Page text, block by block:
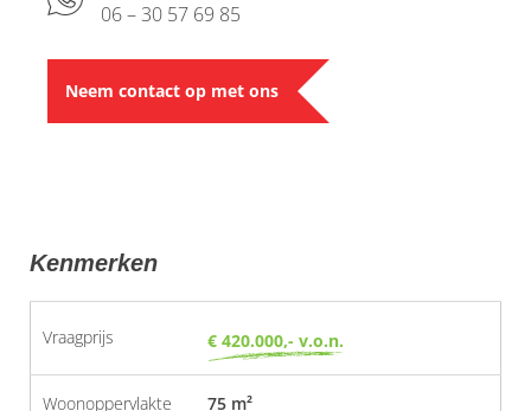
06 – 30 57 69 85
Neem contact op met ons
Kenmerken
Vraagprijs € 420.000,- v.o.n.
Woonoppervlakte 75 m²